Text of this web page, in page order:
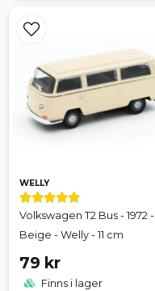
WELLY
Volkswagen T2 Bus - 1972 -
Beige - Welly - 11 cm
79 kr
Finns i lager